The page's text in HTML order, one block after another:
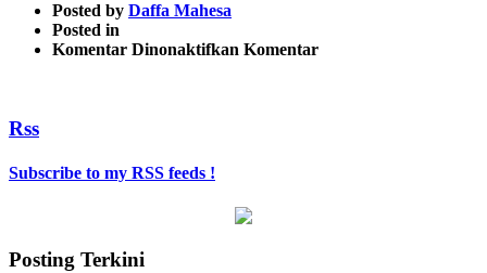
Posted by Daffa Mahesa
Posted in
Komentar Dinonaktifkan pada
Komentar
Rss
Subscribe to my RSS feeds !
Posting Terkini